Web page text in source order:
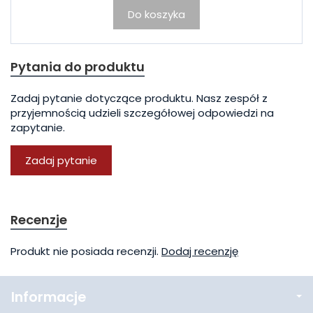
Do koszyka
Pytania do produktu
Zadaj pytanie dotyczące produktu. Nasz zespół z
przyjemnością udzieli szczegółowej odpowiedzi na
zapytanie.
Zadaj pytanie
Recenzje
Produkt nie posiada recenzji. Dodaj recenzję
Informacje